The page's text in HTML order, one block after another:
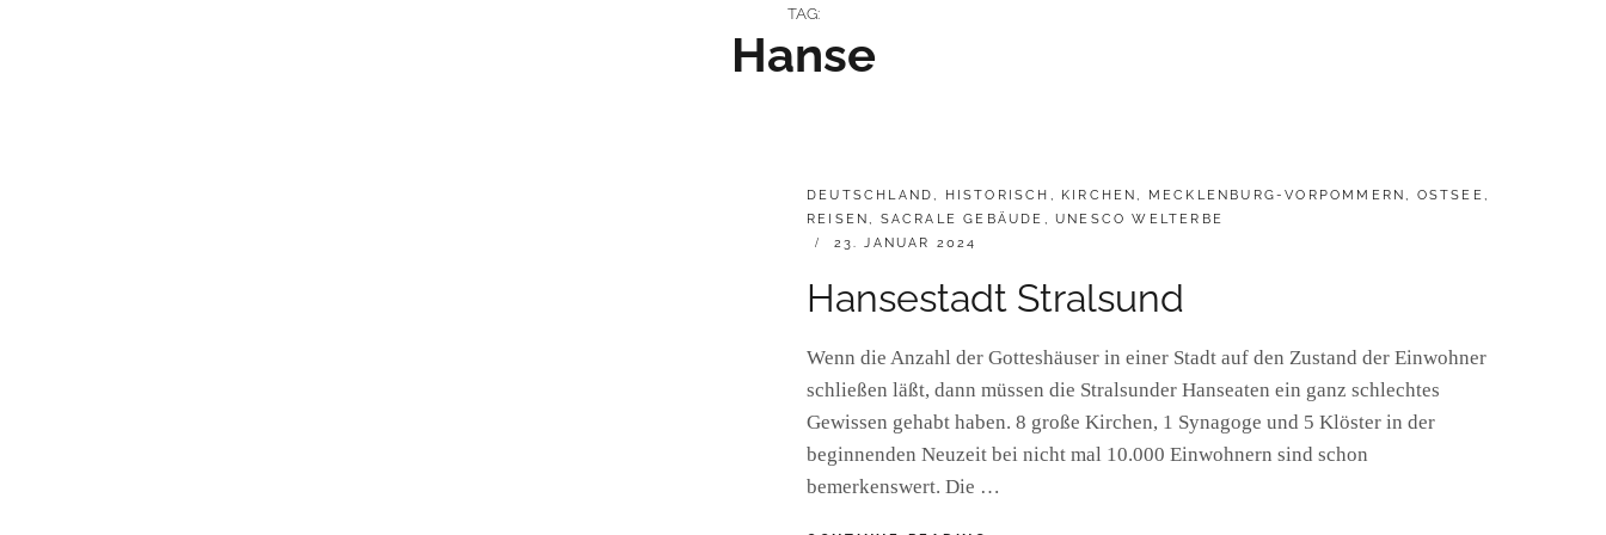
TAG:
Hanse
CATEGORIES:
DEUTSCHLAND, HISTORISCH , KIRCHEN, MECKLENBURG-VORPOMMERN, OSTSEE,
REISEN, SACRALE GEBÄUDE , UNESCO WELTERBE
POSTED
23. JANUAR 2024
Hansestadt Stralsund
Wenn die Anzahl der Gotteshäuser in einer Stadt auf den Zustand der Einwohner
schließen läßt, dann müssen die Stralsunder Hanseaten ein ganz schlechtes
Gewissen gehabt haben. 8 große Kirchen, 1 Synagoge und 5 Klöster in der
beginnenden Neuzeit bei nicht mal 10.000 Einwohnern sind schon
bemerkenswert. Die …